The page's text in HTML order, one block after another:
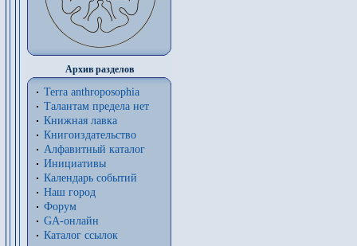
Архив разделов
Terra anthroposophia
Талантам предела нет
Книжная лавка
Книгоиздательство
Алфавитный каталог
Инициативы
Календарь событий
Наш город
Форум
GA-онлайн
Каталог ссылок